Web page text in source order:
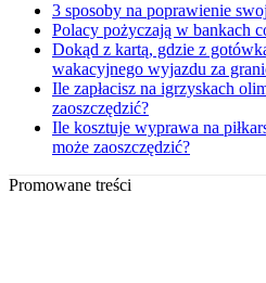
3 sposoby na poprawienie
Polacy pożyczają w bankach
Dokąd z kartą, gdzie z
wakacyjnego wyjazdu za
Ile zapłacisz na igrzyskach
zaoszczędzić?
Ile kosztuje wyprawa na
może zaoszczędzić?
Promowane treści